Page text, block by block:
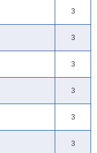
3
3
3
3
3
3